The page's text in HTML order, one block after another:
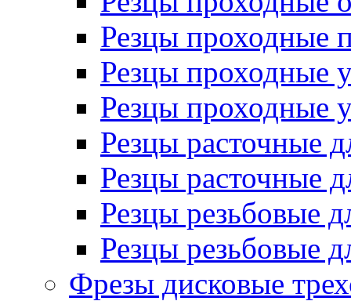
Резцы проходные
Резцы проходные
Резцы проходные
Резцы расточные
Резцы расточные
Резцы резьбовые
Резцы резьбовые
Фрезы дисковые